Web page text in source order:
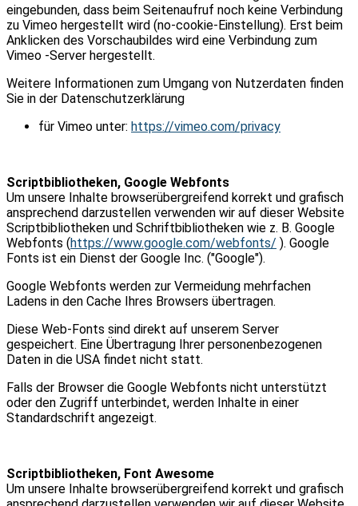
eingebunden, dass beim Seitenaufruf noch keine Verbindung
zu Vimeo hergestellt wird (no-cookie-Einstellung). Erst beim
Anklicken des Vorschaubildes wird eine Verbindung zum
Vimeo -Server hergestellt.
Weitere Informationen zum Umgang von Nutzerdaten finden
Sie in der Datenschutzerklärung
für Vimeo unter: https://vimeo.com/privacy
Scriptbibliotheken, Google Webfonts
Um unsere Inhalte browserübergreifend korrekt und grafisch
ansprechend darzustellen verwenden wir auf dieser Website
Scriptbibliotheken und Schriftbibliotheken wie z. B. Google
Webfonts (https://www.google.com/webfonts/ ). Google
Fonts ist ein Dienst der Google Inc. ("Google").
Google Webfonts werden zur Vermeidung mehrfachen
Ladens in den Cache Ihres Browsers übertragen.
Diese Web-Fonts sind direkt auf unserem Server
gespeichert. Eine Übertragung Ihrer personenbezogenen
Daten in die USA findet nicht statt.
Falls der Browser die Google Webfonts nicht unterstützt
oder den Zugriff unterbindet, werden Inhalte in einer
Standardschrift angezeigt.
Scriptbibliotheken, Font Awesome
Um unsere Inhalte browserübergreifend korrekt und grafisch